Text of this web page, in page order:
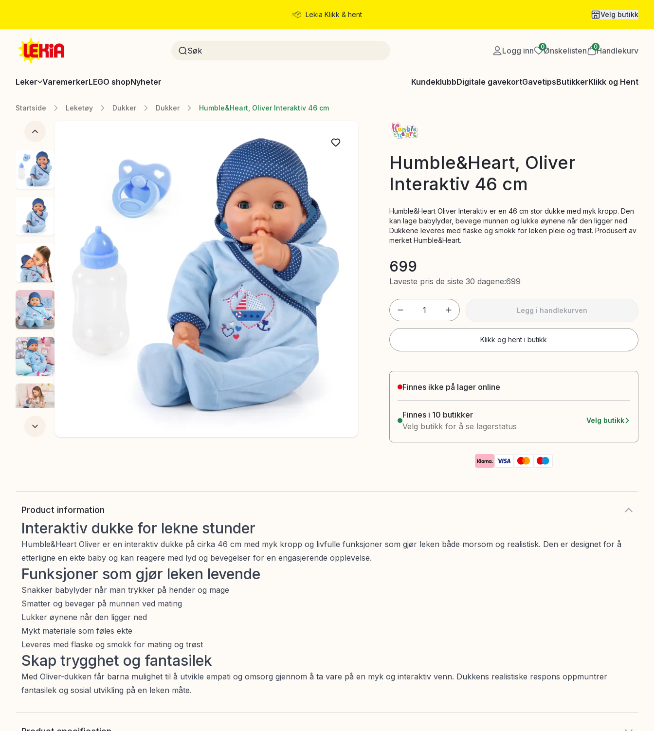
Lekia Klikk & hent Velg butikk
Logg inn 0Ønskelisten 0Handlekurv
Leker VaremerkerLEGO shopNyheter KundeklubbDigitale gavekortGavetipsButikkerKlikk og Hent
Startside Leketøy Dukker Dukker Humble&Heart, Oliver Interaktiv 46 cm
Humble&Heart, Oliver
Interaktiv 46 cm
Humble&Heart Oliver Interaktiv er en 46 cm stor dukke med myk kropp. Den
kan lage babylyder, bevege munnen og lukke øynene når den ligger ned.
Dukkene leveres med flaske og smokk for leken pleie og trøst. Produsert av
merket Humble&Heart.
699
Laveste pris de siste 30 dagene:699
1 Legg i handlekurven
Klikk og hent i butikk
Finnes ikke på lager online
Finnes i 10 butikker
Velg butikk for å se lagerstatus
Velg butikk
Product information
Interaktiv dukke for lekne stunder
Humble&Heart Oliver er en interaktiv dukke på cirka 46 cm med myk kropp og livfulle funksjoner som gjør leken både morsom og realistisk. Den er designet for å
etterligne en ekte baby og kan reagere med lyd og bevegelser for en engasjerende opplevelse.
Funksjoner som gjør leken levende
Snakker babylyder når man trykker på hender og mage
Smatter og beveger på munnen ved mating
Lukker øynene når den ligger ned
Mykt materiale som føles ekte
Leveres med flaske og smokk for mating og trøst
Skap trygghet og fantasilek
Med Oliver-dukken får barna mulighet til å utvikle empati og omsorg gjennom å ta vare på en myk og interaktiv venn. Dukkens realistiske respons oppmuntrer
fantasilek og sosial utvikling på en leken måte.